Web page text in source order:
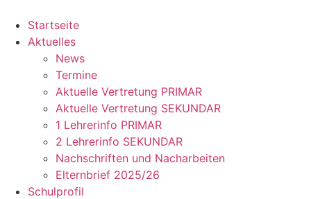
Inhalt
springen
Startseite
Aktuelles
News
Termine
Aktuelle Vertretung PRIMAR
Aktuelle Vertretung SEKUNDAR
1 Lehrerinfo PRIMAR
2 Lehrerinfo SEKUNDAR
Nachschriften und Nacharbeiten
Elternbrief 2025/26
Schulprofil